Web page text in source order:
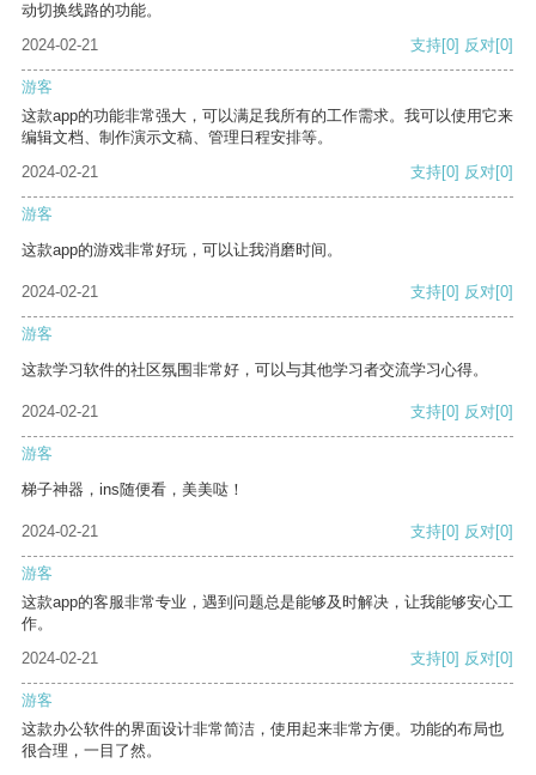
动切换线路的功能。
2024-02-21
支持[0] 反对[0]
游客
这款app的功能非常强大，可以满足我所有的工作需求。我可以使用它来
编辑文档、制作演示文稿、管理日程安排等。
2024-02-21
支持[0] 反对[0]
游客
这款app的游戏非常好玩，可以让我消磨时间。
2024-02-21 支持[0] 反对[0]
游客
这款学习软件的社区氛围非常好，可以与其他学习者交流学习心得。
2024-02-21 支持[0] 反对[0]
游客
梯子神器，ins随便看，美美哒！
2024-02-21 支持[0] 反对[0]
游客
这款app的客服非常专业，遇到问题总是能够及时解决，让我能够安心工
作。
2024-02-21
支持[0] 反对[0]
游客
这款办公软件的界面设计非常简洁，使用起来非常方便。功能的布局也
很合理，一目了然。